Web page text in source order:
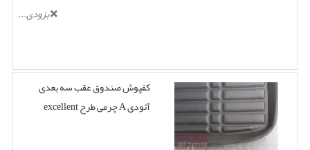
بزودی...
کفپوش صندوق عقب سه بعدی
آئودی A چرمی طرح excellent